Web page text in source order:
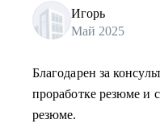
Игорь
Май 2025
Благодарен за
проработке резюме и
резюме.